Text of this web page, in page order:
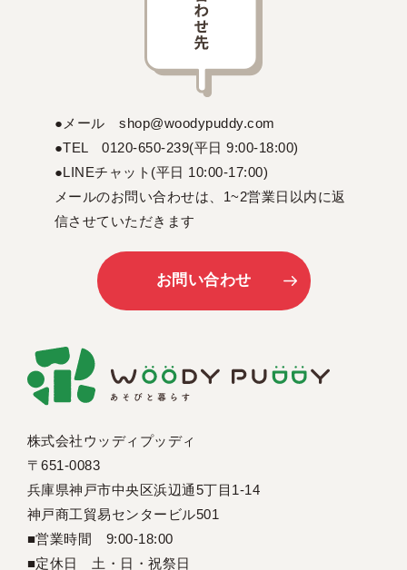
株式会社ウッディプッディ
〒651-0083
兵庫県神戸市中央区浜辺通5丁目1-14
神戸商工貿易センタービル501
■営業時間 9:00-18:00
■定休日 土・日・祝祭日
●メール shop@woodypuddy.com
●TEL 0120-650-239(平日 9:00-18:00)
●LINEチャット(平日 10:00-17:00)
メールのお問い合わせは、1~2営業日以内に返
信させていただきます
お問い合わせ